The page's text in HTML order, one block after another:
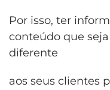
Por isso, ter
conteúdo que
diferente
aos seus clientes